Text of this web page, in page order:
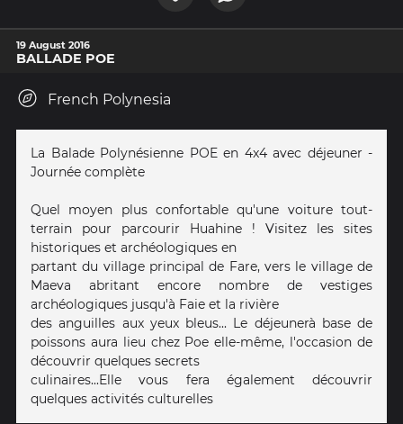
19 August 2016
BALLADE POE
French Polynesia
La Balade Polynésienne POE en 4x4 avec déjeuner -
Journée complète
Quel moyen plus confortable qu'une voiture tout-
terrain pour parcourir Huahine ! Visitez les sites
historiques et archéologiques en
partant du village principal de Fare, vers le village de
Maeva abritant encore nombre de vestiges
archéologiques jusqu'à Faie et la rivière
des anguilles aux yeux bleus... Le déjeunerà base de
poissons aura lieu chez Poe elle-même, l'occasion de
découvrir quelques secrets
culinaires...Elle vous fera également découvrir
quelques activités culturelles